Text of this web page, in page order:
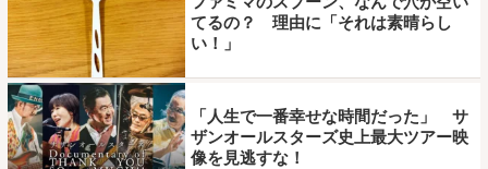
てるの？ 理由に「それは素晴らし
い！」
「人生で一番幸せな時間だった」 サ
ザンオールスターズ史上最大ツアー映
像を見逃すな！